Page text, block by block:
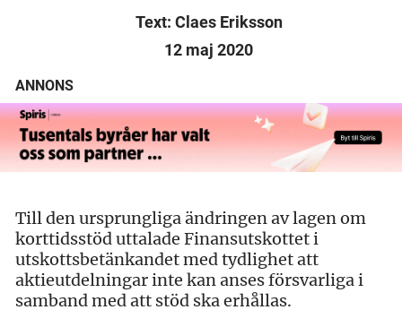
Text: Claes Eriksson
12 maj 2020
ANNONS
Till den ursprungliga ändringen av lagen om
korttidsstöd uttalade Finansutskottet i
utskottsbetänkandet med tydlighet att
aktieutdelningar inte kan anses försvarliga i
samband med att stöd ska erhållas.